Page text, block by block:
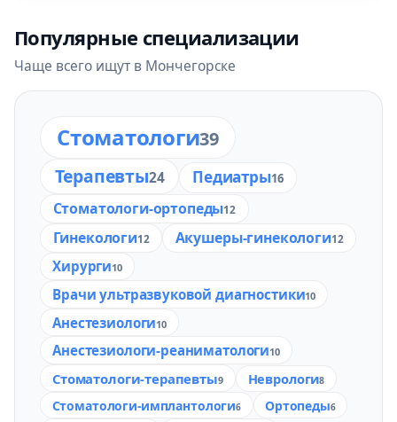
Популярные специализации
Чаще всего ищут в Мончегорске
Стоматологи39
Терапевты24 Педиатры16
Стоматологи-ортопеды12
Гинекологи12 Акушеры-гинекологи12
Хирурги10
Врачи ультразвуковой диагностики10
Анестезиологи10
Анестезиологи-реаниматологи10
Стоматологи-терапевты9 Неврологи8
Стоматологи-имплантологи6 Ортопеды6